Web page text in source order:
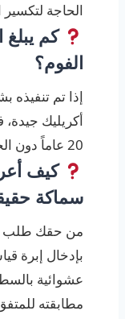
الحاجة لتكسير
كم يبلغ
الفوم؟
إذا تم
20 عاماً دون الحاجة لصيانة كبيرة.
كيف
سماكة
من حقك طلب
بإدخال إبرة
عشوائية
مطابقته